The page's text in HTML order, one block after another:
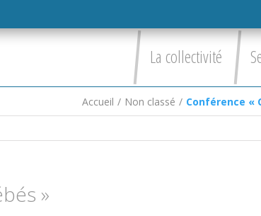
La collectivité
Accueil / Non classé / Conférence «
»